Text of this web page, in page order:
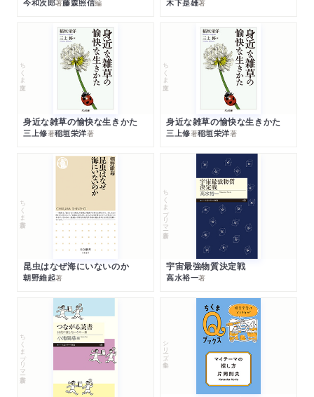
今和次郎著藤森照信編 木下是雄著
ちくま文庫
身近な雑草の愉快な生きかた
三上修著稲垣栄洋著
ちくま文庫
身近な雑草の愉快な生きかた
三上修著稲垣栄洋著
ちくま新書
昆虫はなぜ海にいないのか
朝野維起著
ちくまプリマー新書
宇宙最強物質決定戦
高水裕一著
ちくまプリマー新書 シリーズ・全集